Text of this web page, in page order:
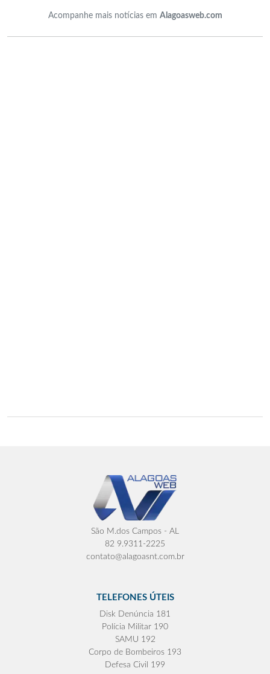
Acompanhe mais notícias em Alagoasweb.com
São M.dos Campos - AL
82 9.9311-2225
contato@alagoasnt.com.br
TELEFONES ÚTEIS
Disk Denúncia 181
Polícia Militar 190
SAMU 192
Corpo de Bombeiros 193
Defesa Civil 199